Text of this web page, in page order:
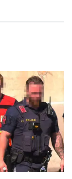
и задер